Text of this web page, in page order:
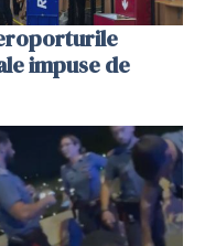
impuse de